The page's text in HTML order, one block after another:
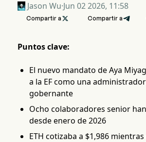
Jason Wu·Jun 02 2026, 11:58
Compartir a  Compartir a
Puntos clave:
El nuevo mandato de Aya
a la EF como una
gobernante
Ocho colaboradores senior
desde enero de 2026
ETH cotizaba a $1,986